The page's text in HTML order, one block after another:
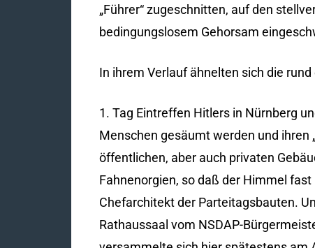
„Führer“ zugeschnitten, auf den
bedingungslosem Gehorsam
In ihrem Verlauf ähnelten sich die
1. Tag Eintreffen Hitlers in Nürnberg
Menschen gesäumt werden und ihren
öffentlichen, aber auch privaten
Fahnenorgien, so daß der Himmel
Chefarchitekt der Parteitagsbauten.
Rathaussaal vom NSDAP-